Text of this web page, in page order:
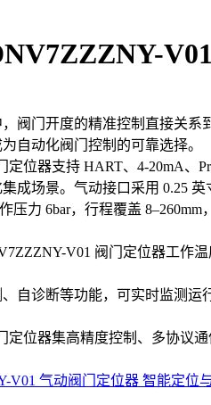
阀门开度的精准控制直接关系
自动化阀门控制的可靠选择。
定位器支持 HART、4-20mA
成场景。气动接口采用 0.25
压力 6bar，行程覆盖
V01 阀门定位器工
自诊断等功能，可实时监测
定位器集高精度控制、多协
V01 气动阀门定位器 智能定位